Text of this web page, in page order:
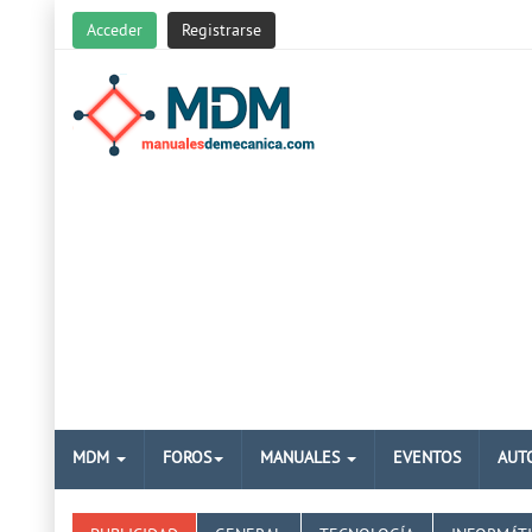
Acceder Registrarse
MDM FOROS MANUALES EVENTOS